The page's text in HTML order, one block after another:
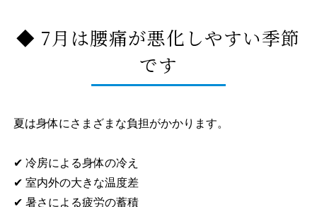
◆ 7月は腰痛が悪化しやすい季節
です
夏は身体にさまざまな負担がかかります。
✔ 冷房による身体の冷え
✔ 室内外の大きな温度差
✔ 暑さによる疲労の蓄積